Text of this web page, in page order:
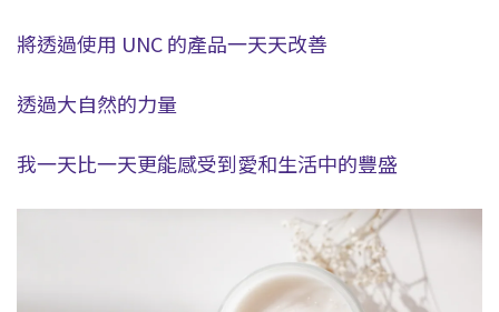
將透過使用 UNC 的產品一天天改善
透過大自然的力量
我一天比一天更能感受到愛和生活中的豐盛